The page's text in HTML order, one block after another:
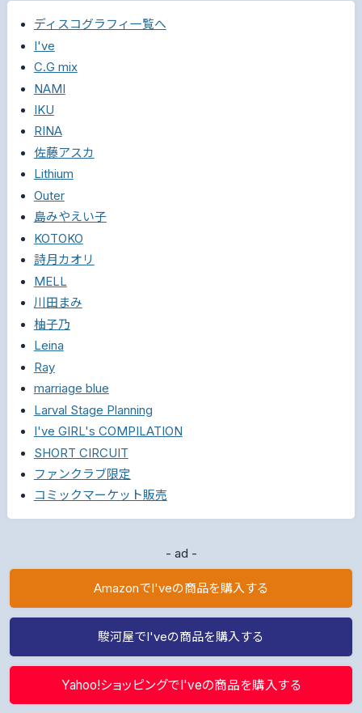
ディスコグラフィ一覧へ
I've
C.G mix
NAMI
IKU
RINA
佐藤アスカ
Lithium
Outer
島みやえい子
KOTOKO
詩月カオリ
MELL
川田まみ
柚子乃
Leina
Ray
marriage blue
Larval Stage Planning
I've GIRL's COMPILATION
SHORT CIRCUIT
ファンクラブ限定
コミックマーケット販売
- ad -
AmazonでI'veの商品を購入する
駿河屋でI'veの商品を購入する
Yahoo!ショッピングでI'veの商品を購入する